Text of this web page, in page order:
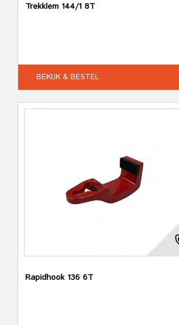
Trekklem 144/1 8T
BEKIJK & BESTEL
Rapidhook 136 6T